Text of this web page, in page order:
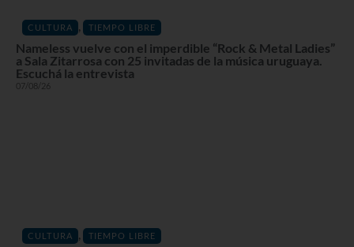
CULTURA , TIEMPO LIBRE
Nameless vuelve con el imperdible “Rock & Metal Ladies”
a Sala Zitarrosa con 25 invitadas de la música uruguaya.
Escuchá la entrevista
07/08/26
CULTURA , TIEMPO LIBRE